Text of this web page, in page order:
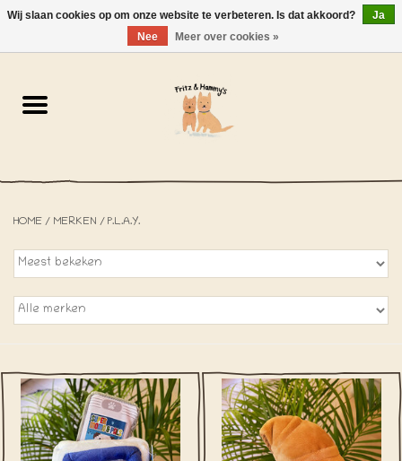
NL-EN 0 Artikelen - €0,00
De Winkel
Over ons
HOME / MERKEN / P.L.A.Y.
Wij slaan cookies op om onze website te verbeteren. Is dat akkoord?
Ja
Nee
Meer over cookies »